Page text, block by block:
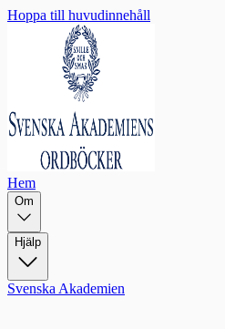
Hoppa till huvudinnehåll
Hem
Om
Hjälp
Svenska Akademien